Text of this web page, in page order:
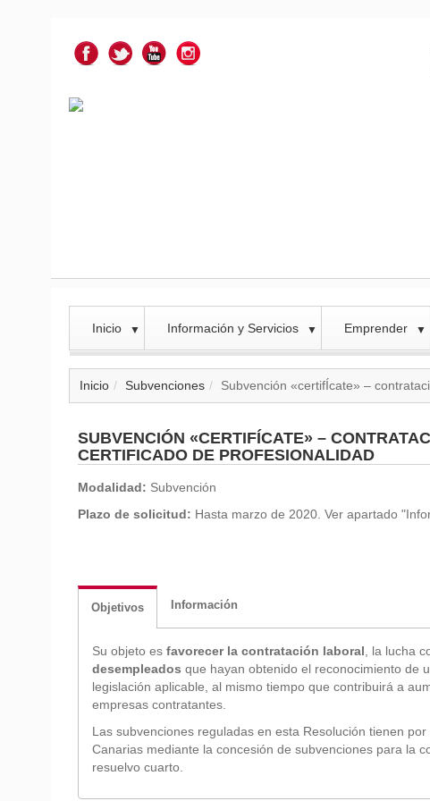
Inicio ▼ Información y Servicios ▼ Emprender ▼
Inicio Subvenciones Subvención «certifÍcate» –
SUBVENCIÓN «CERTIFÍCATE» –
CERTIFICADO DE PROFESIONALIDAD
Modalidad: Subvención
Plazo de solicitud: Hasta marzo de 2020. Ver apartado
Objetivos Información
Su objeto es favorecer la contratación laboral , la lucha
desempleados que hayan obtenido el reconocimiento de
legislación aplicable, al mismo tiempo que contribuirá a
empresas contratantes.
Las subvenciones reguladas en esta Resolución tienen
Canarias mediante la concesión de subvenciones para la
resuelvo cuarto.